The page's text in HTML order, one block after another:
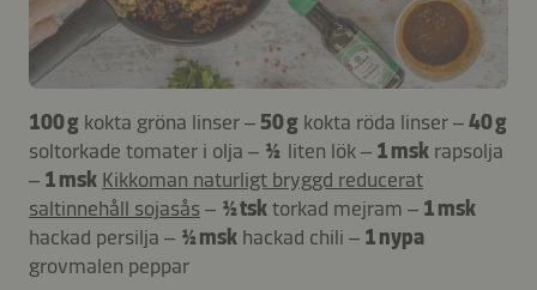
100 g kokta gröna linser – 50 g kokta röda linser –40 g
soltorkade tomater i olja – ½ liten lök – 1 msk rapsolja
– 1 msk Kikkoman naturligt bryggd reducerat
saltinnehåll sojasås – ½ tsktorkad mejram – 1 msk
hackad persilja – ½ msk hackad chili – 1 nypa
grovmalen peppar